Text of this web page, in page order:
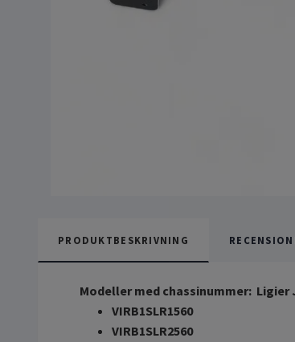
PRODUKTBESKRIVNING
Modeller med chassinummer: Ligier
VIRB1SLR1560
VIRB1SLR2560